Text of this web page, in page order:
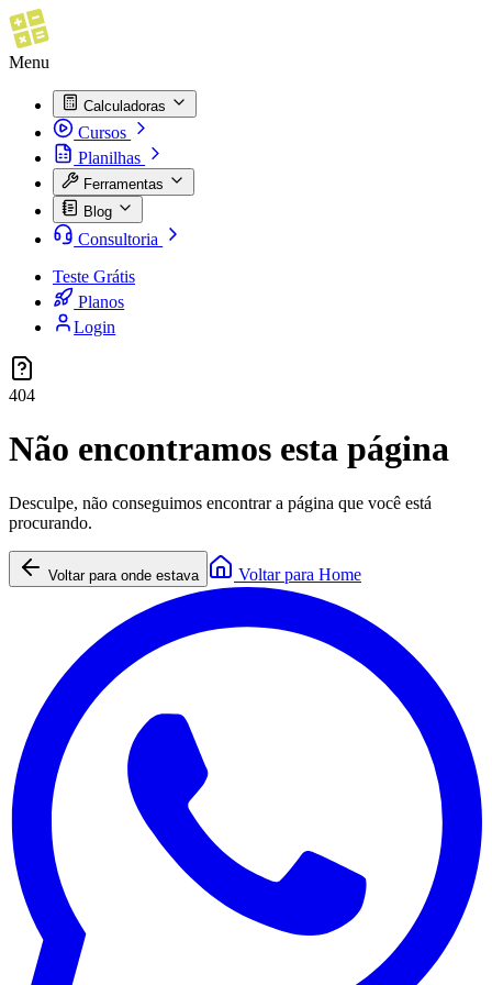
Menu
Calculadoras
Cursos
Planilhas
Ferramentas
Blog
Consultoria
Teste Grátis
Planos
Login
404
Não encontramos esta página
Desculpe, não conseguimos encontrar a página que você está
procurando.
Voltar para onde estava Voltar para Home